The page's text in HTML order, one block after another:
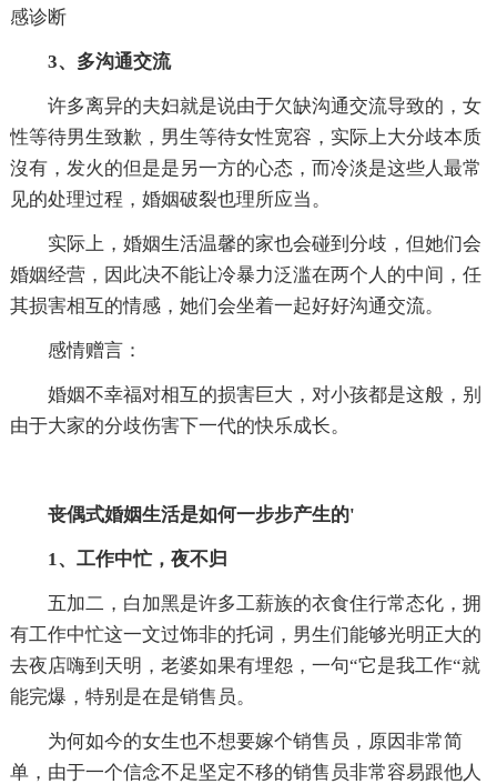
感诊断
3、多沟通交流
许多离异的夫妇就是说由于欠缺沟通交流导致的，女
性等待男生致歉，男生等待女性宽容，实际上大分歧本质
沒有，发火的但是是另一方的心态，而冷淡是这些人最常
见的处理过程，婚姻破裂也理所应当。
实际上，婚姻生活温馨的家也会碰到分歧，但她们会
婚姻经营，因此决不能让冷暴力泛滥在两个人的中间，任
其损害相互的情感，她们会坐着一起好好沟通交流。
感情赠言：
婚姻不幸福对相互的损害巨大，对小孩都是这般，别
由于大家的分歧伤害下一代的快乐成长。
丧偶式婚姻生活是如何一步步产生的'
1、工作中忙，夜不归
五加二，白加黑是许多工薪族的衣食住行常态化，拥
有工作中忙这一文过饰非的托词，男生们能够光明正大的
去夜店嗨到天明，老婆如果有埋怨，一句“它是我工作“就
能完爆，特别是在是销售员。
为何如今的女生也不想要嫁个销售员，原因非常简
单，由于一个信念不足坚定不移的销售员非常容易跟他人